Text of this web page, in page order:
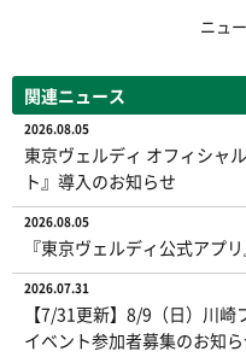
ニュ
関連ニュース
2026.08.05
東京ヴェルディ オフィシャ
ト』導入のお知らせ
2026.08.05
『東京ヴェルディ公式アプ
2026.07.31
【7/31更新】8/9（日）川
イベント参加者募集のお知